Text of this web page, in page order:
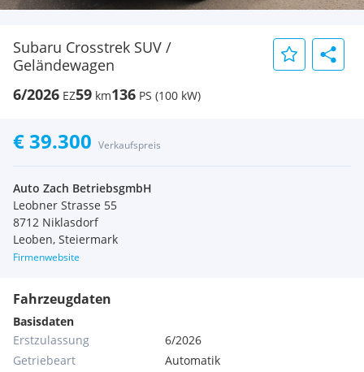
Subaru Crosstrek SUV /
Geländewagen
6/2026 EZ59 km136 PS (100 kW)
€ 39.300 Verkaufspreis
Auto Zach BetriebsgmbH
Leobner Strasse 55
8712 Niklasdorf
Leoben, Steiermark
Firmenwebsite
Fahrzeugdaten
Basisdaten
Erstzulassung
6/2026
Getriebeart
Automatik